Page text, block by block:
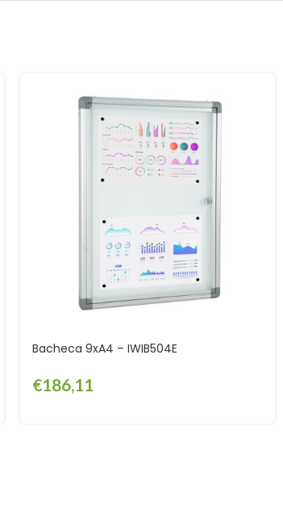
Bacheca 9xA4 – IWIB504E
€186,11